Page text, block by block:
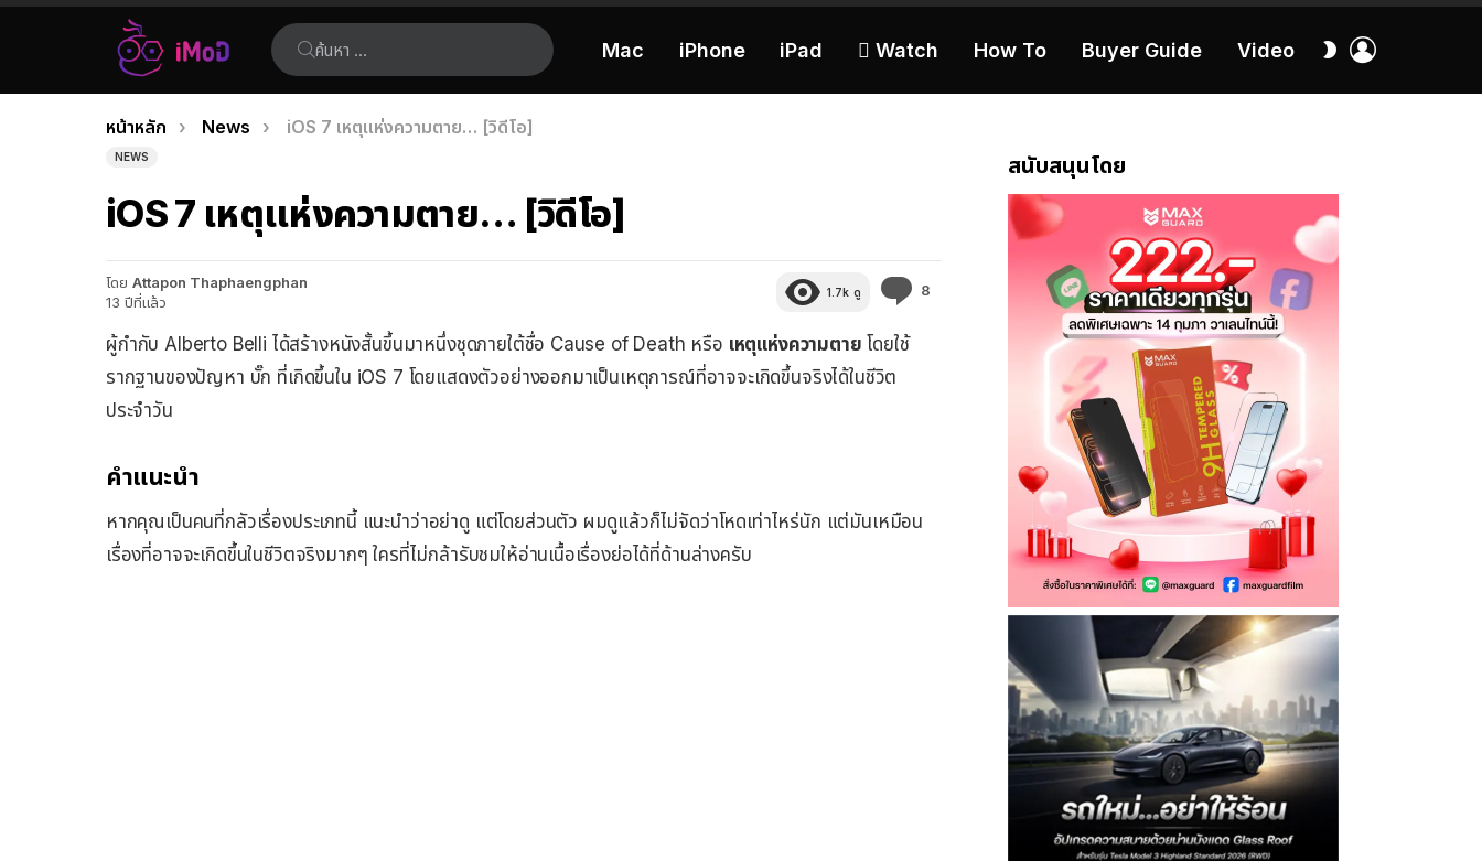
ค้นหา:
Mac iPhone iPad  Watch How To Buyer Guide Video
สลับ
เรื่อง
ล่าสุด
คุณอยู่ที่นี่:
หน้าหลัก News iOS 7 เหตุแห่งความตาย… [วิดีโอ]
NEWS
iOS 7 เหตุแห่งความตาย… [วิดีโอ]
โดย Attapon Thaphaengphan
13 ปีที่แล้ว
1.7k ดู 8
ผู้กำกับ Alberto Belli ได้สร้างหนังสั้นขึ้นมาหนึ่งชุดภายใต้ชื่อ Cause of Death หรือ เหตุแห่งความตาย โดยใช้
รากฐานของปัญหา บั๊ก ที่เกิดขึ้นใน iOS 7 โดยแสดงตัวอย่างออกมาเป็นเหตุการณ์ที่อาจจะเกิดขึ้นจริงได้ในชีวิต
ประจำวัน
คำแนะนำ
หากคุณเป็นคนที่กลัวเรื่องประเภทนี้ แนะนำว่าอย่าดู แต่โดยส่วนตัว ผมดูแล้วก็ไม่จัดว่าโหดเท่าไหร่นัก แต่มันเหมือน
เรื่องที่อาจจะเกิดขึ้นในชีวิตจริงมากๆ ใครที่ไม่กล้ารับชมให้อ่านเนื้อเรื่องย่อได้ที่ด้านล่างครับ
สนับสนุนโดย